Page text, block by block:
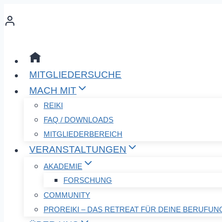
Inhalt
MITGLIEDERSUCHE
MACH MIT
REIKI
FAQ / DOWNLOADS
MITGLIEDERBEREICH
VERANSTALTUNGEN
AKADEMIE
FORSCHUNG
COMMUNITY
PROREIKI – DAS RETREAT FÜR DEINE